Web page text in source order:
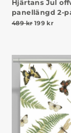
Hjärtans Jul
panellängd 2-
489kr Det
199 krDet